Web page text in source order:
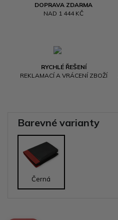
DOPRAVA ZDARMA
NAD 1 444 KČ
RYCHLÉ ŘEŠENÍ
REKLAMACÍ A VRÁCENÍ ZBOŽÍ
Barevné varianty
Černá